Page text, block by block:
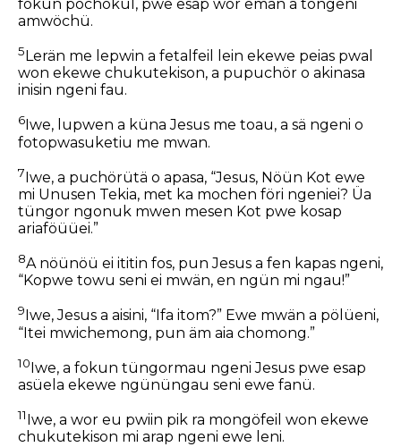
fokun pöchökül, pwe esap wor eman a tongeni
amwöchü.
5 Lerän me lepwin a fetalfeil lein ekewe peias pwal
won ekewe chukutekison, a pupuchör o akinasa
inisin ngeni fau.
6 Iwe, lupwen a küna Jesus me toau, a sä ngeni o
fotopwasuketiu me mwan.
7Iwe, a puchörütä o apasa, “Jesus, Nöün Kot ewe
mi Unusen Tekia, met ka mochen föri ngeniei? Üa
tüngor ngonuk mwen mesen Kot pwe kosap
ariaföüüei.”
8A nöünöü ei ititin fos, pun Jesus a fen kapas ngeni,
“Kopwe towu seni ei mwän, en ngün mi ngau!”
9 Iwe, Jesus a aisini, “Ifa itom?” Ewe mwän a pölüeni,
“Itei mwichemong, pun äm aia chomong.”
10Iwe, a fokun tüngormau ngeni Jesus pwe esap
asüela ekewe ngününgau seni ewe fanü.
11 Iwe, a wor eu pwiin pik ra mongöfeil won ekewe
chukutekison mi arap ngeni ewe leni.